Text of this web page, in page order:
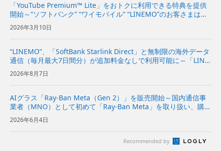
「YouTube Premium™ Lite」をおトクに利用できる特典を提供
開始～“ソフトバンク” “ワイモバイル” “LINEMO”のお客さまは初
月無料、2カ月目以降は月額料金が1年間最大20％オフで利用可
能～ | 企業・IR | ソフト...
2026年3月10日
“LINEMO”、「SoftBank Starlink Direct」と無制限の海外データ
通信（毎月最大7日間分）が追加料金なしで利用可能に～「LINE
MOベストプラン」と「LINEMOベストプランV」が、国内外で
より安心・快適に～ | 企...
2026年8月7日
AIグラス「Ray-Ban Meta（Gen 2）」を販売開始～国内通信事
業者（MNO）として初めて「Ray-Ban Meta」を取り扱い、購入
後の初期設定に関する店頭サポートも実施～
2026年6月4日
Recommended by